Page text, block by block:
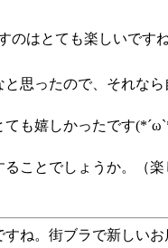
のはとても楽しいです
思ったので、それなら
も嬉しかったです
ことでしょうか。（楽
ね。街ブラで新しい